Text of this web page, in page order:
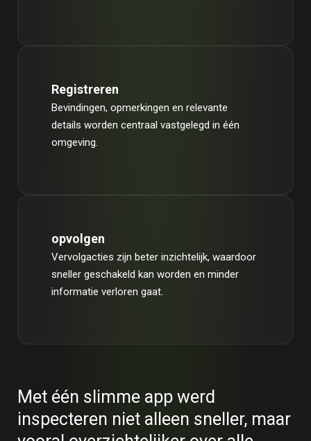
Registreren
Bevindingen, opmerkingen en relevante
details worden centraal vastgelegd in één
omgeving.
opvolgen
Vervolgacties zijn beter inzichtelijk, waardoor
sneller geschakeld kan worden en minder
informatie verloren gaat.
Met één slimme app werd
inspecteren niet alleen sneller, maar